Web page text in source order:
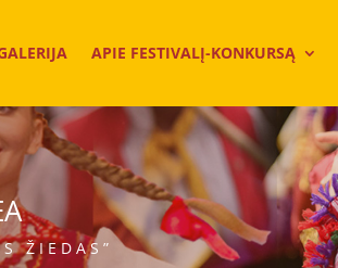
APIE FESTIVALĮ-KONKURSĄ
ŽIEDAS”